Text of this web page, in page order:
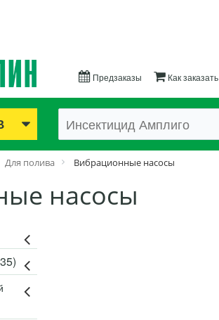
Предзаказы Как заказать
Для полива Вибрационные насосы
насосы